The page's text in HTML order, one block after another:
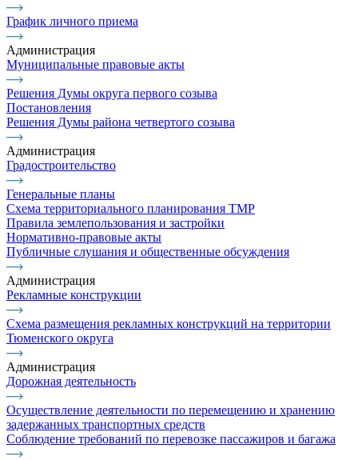
График личного приема
Администрация
Муниципальные правовые акты
Решения Думы округа первого созыва
Постановления
Решения Думы района четвертого созыва
Администрация
Градостроительство
Генеральные планы
Схема территориального планирования ТМР
Правила землепользования и застройки
Нормативно-правовые акты
Публичные слушания и общественные обсуждения
Администрация
Рекламные конструкции
Схема размещения рекламных конструкций на территории
Тюменского округа
Администрация
Дорожная деятельность
Осуществление деятельности по перемещению и хранению
задержанных транспортных средств
Соблюдение требований по перевозке пассажиров и багажа